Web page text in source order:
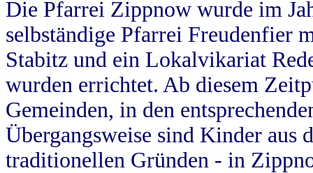
Die Pfarrei Zippnow wurde im
selbständige Pfarrei Freudenfier
Stabitz und ein Lokalvikariat
wurden errichtet. Ab diesem
Gemeinden, in den
Übergangsweise sind Kinder aus
traditionellen Gründen - in